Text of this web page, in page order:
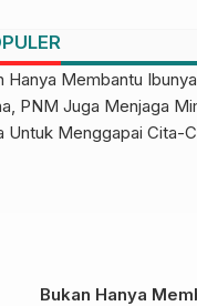
Bukan Hanya